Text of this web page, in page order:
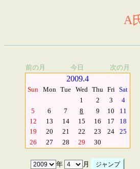
A
前の月 今日 次の月
2009.4
Sun Mon Tue Wed Thu Fri Sat
1
2 3
4
5
6 7 8 9 10
11
12
13 14 15 16 17
18
19
20 21 22 23 24
25
26
27 28 29 30
年 月